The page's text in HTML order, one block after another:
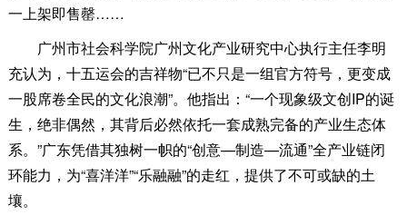
一上架即售罄……
广州市社会科学院广州文化产业研究中心执行主任李明
充认为，十五运会的吉祥物“已不只是一组官方符号，更变成
一股席卷全民的文化浪潮”。他指出：“一个现象级文创IP的诞
生，绝非偶然，其背后必然依托一套成熟完备的产业生态体
系。”广东凭借其独树一帜的“创意—制造—流通”全产业链闭
环能力，为“喜洋洋”“乐融融”的走红，提供了不可或缺的土
壤。